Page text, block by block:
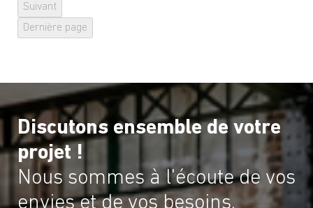
Suivant
Dernière page
Discutons ensemble de votre
projet !
Nous sommes à l'écoute de vos
envies et de vos besoins.